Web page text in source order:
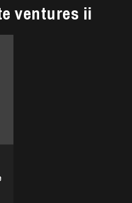
ventures ii